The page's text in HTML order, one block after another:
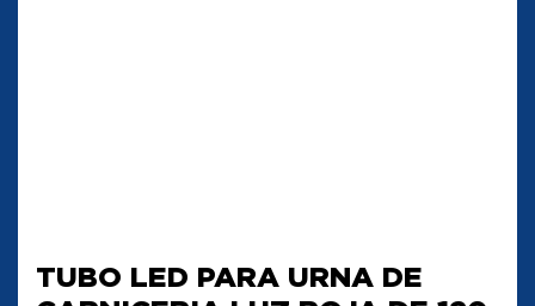
TUBO LED PARA URNA DE